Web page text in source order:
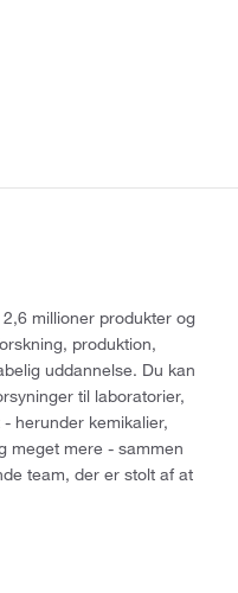
millioner produkter og
produktion,
uddannelse. Du kan
til laboratorier,
herunder kemikalier,
meget mere - sammen
team, der er stolt af at